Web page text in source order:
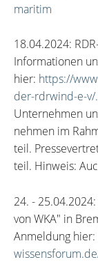
maritim
18.04.2024:
Informationen
hier: https://
der-rdrwind-e-v/.
Unternehmen
nehmen im
teil.
teil. Hinweis:
24. -
von WKA" in
Anmeldung hier: